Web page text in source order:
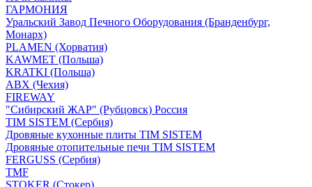
ГАРМОНИЯ
Уральский Завод Печного Оборудования (Бранденбург,
Монарх)
PLAMEN (Хорватия)
KAWMET (Польша)
KRATKI (Польша)
ABX (Чехия)
FIREWAY
"Сибирский ЖАР" (Рубцовск) Россия
TIM SISTEM (Сербия)
Дровяные кухонные плиты TIM SISTEM
Дровяные отопительные печи TIM SISTEM
FERGUSS (Сербия)
TMF
STOKER (Стокер)